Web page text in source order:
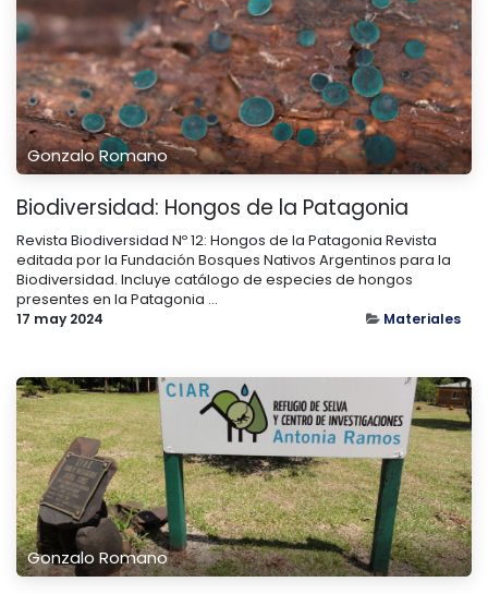
Gonzalo Romano
Biodiversidad: Hongos de la Patagonia
Revista Biodiversidad Nº 12: Hongos de la Patagonia Revista
editada por la Fundación Bosques Nativos Argentinos para la
Biodiversidad. Incluye catálogo de especies de hongos
presentes en la Patagonia ...
17 may 2024 Materiales
Gonzalo Romano